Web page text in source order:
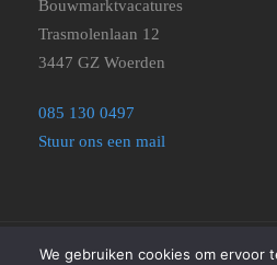
Bouwmarktvacatures
Trasmolenlaan 12
3447 GZ Woerden
085 130 0497
Stuur ons een mail
We gebruiken cookies om ervoor